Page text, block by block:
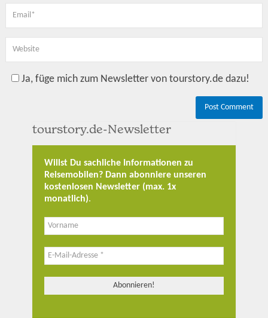
Ja, füge mich zum Newsletter von tourstory.de dazu!
tourstory.de-Newsletter
Willst Du sachliche Informationen zu
Reisemobilen? Dann abonniere unseren
kostenlosen Newsletter (max. 1x
monatlich).